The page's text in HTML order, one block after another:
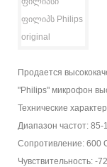
Продается
"Philips" микрофон
Технические
Диапазон частот: 85-
Сопротивление: 600
Чувствительность: -